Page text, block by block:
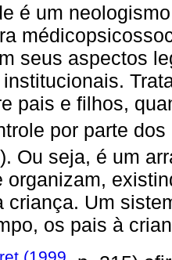
é um
seus aspectos
pais e filhos,
por parte
Ou seja, é um
organizam,
criança. Um
os pais à
(1999